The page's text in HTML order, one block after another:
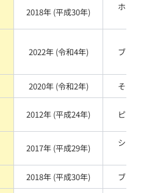
2018年 (平成30年)
ホワ
2022年 (令和4年) ブルー
2020年 (令和2年) その他
2012年 (平成24年) ピンク
2017年 (平成29年)
シル
2018年 (平成30年) ブルー